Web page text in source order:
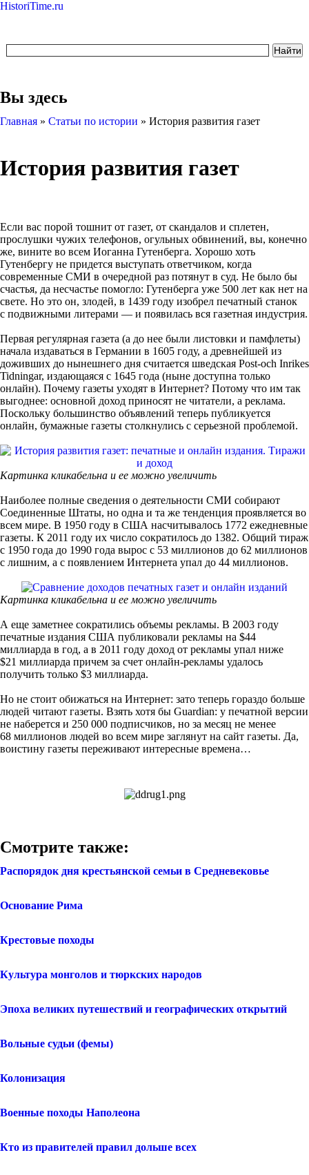
HistoriTime.ru
Вы здесь
Главная » Статьи по истории » История развития газет
История развития газет
Если вас порой тошнит от газет, от скандалов и сплетен,
прослушки чужих телефонов, огульных обвинений, вы, конечно
же, вините во всем Иоганна Гутенберга. Хорошо хоть
Гутенбергу не придется выступать ответчиком, когда
современные СМИ в очередной раз потянут в суд. Не было бы
счастья, да несчастье помогло: Гутенберга уже 500 лет как нет на
свете. Но это он, злодей, в 1439 году изобрел печатный станок
с подвижными литерами — и появилась вся газетная индустрия.
Первая регулярная газета (а до нее были листовки и памфлеты)
начала издаваться в Германии в 1605 году, а древнейшей из
доживших до нынешнего дня считается шведская Post-och Inrikes
Tidningar, издающаяся с 1645 года (ныне доступна только
онлайн). Почему газеты уходят в Интернет? Потому что им так
выгоднее: основной доход приносят не читатели, а реклама.
Поскольку большинство объявлений теперь публикуется
онлайн, бумажные газеты столкнулись с серьезной проблемой.
Картинка кликабельна и ее можно увеличить
Наиболее полные сведения о деятельности СМИ собирают
Соединенные Штаты, но одна и та же тенденция проявляется во
всем мире. В 1950 году в США насчитывалось 1772 ежедневные
газеты. К 2011 году их число сократилось до 1382. Общий тираж
с 1950 года до 1990 года вырос с 53 миллионов до 62 миллионов
с лишним, а с появлением Интернета упал до 44 миллионов.
Картинка кликабельна и ее можно увеличить
А еще заметнее сократились объемы рекламы. В 2003 году
печатные издания США публиковали рекламы на $44
миллиарда в год, а в 2011 году доход от рекламы упал ниже
$21 миллиарда причем за счет онлайн-рекламы удалось
получить только $3 миллиарда.
Но не стоит обижаться на Интернет: зато теперь гораздо больше
людей читают газеты. Взять хотя бы Guardian: у печатной версии
не наберется и 250 000 подписчиков, но за месяц не менее
68 миллионов людей во всем мире заглянут на сайт газеты. Да,
воистину газеты переживают интересные времена…
Смотрите также:
Распорядок дня крестьянской семьи в Средневековье
Основание Рима
Крестовые походы
Культура монголов и тюркских народов
Эпоха великих путешествий и географических открытий
Вольные судьи (фемы)
Колонизация
Военные походы Наполеона
Кто из правителей правил дольше всех